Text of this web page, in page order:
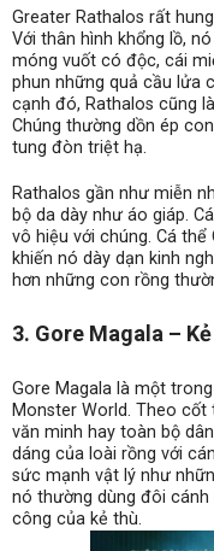
Greater Rathalos rất
Với thân hình khổng lồ,
móng vuốt có độc, cái
phun những quả cầu lửa
cạnh đó, Rathalos cũng
Chúng thường dồn ép
tung đòn triệt hạ.
Rathalos gần như miễn
bộ da dày như áo giáp.
vô hiệu với chúng. Cá
khiến nó dày dạn kinh
hơn những con rồng
3. Gore Magala –
Gore Magala là một
Monster World. Theo
văn minh hay toàn bộ
dáng của loài rồng với
sức mạnh vật lý như
nó thường dùng đôi
công của kẻ thù.